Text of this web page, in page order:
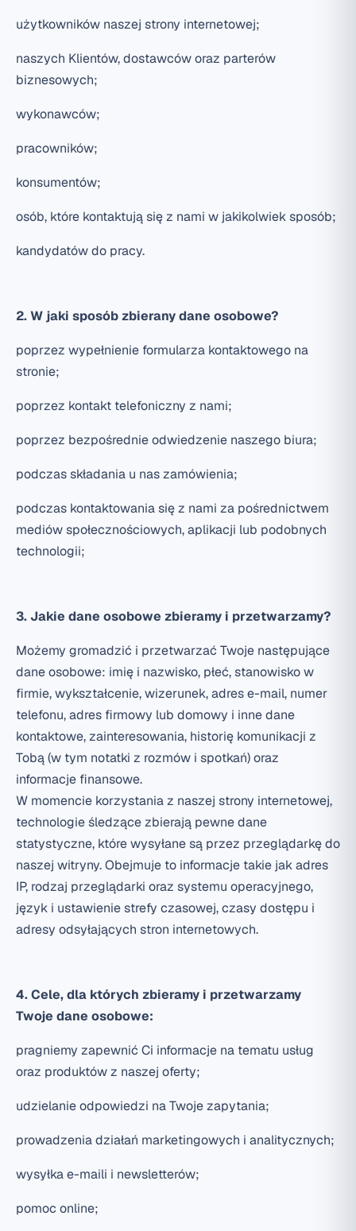
użytkowników naszej strony internetowej;
naszych Klientów, dostawców oraz parterów
biznesowych;
wykonawców;
pracowników;
konsumentów;
osób, które kontaktują się z nami w jakikolwiek sposób;
kandydatów do pracy.
2. W jaki sposób zbierany dane osobowe?
poprzez wypełnienie formularza kontaktowego na
stronie;
poprzez kontakt telefoniczny z nami;
poprzez bezpośrednie odwiedzenie naszego biura;
podczas składania u nas zamówienia;
podczas kontaktowania się z nami za pośrednictwem
mediów społecznościowych, aplikacji lub podobnych
technologii;
3. Jakie dane osobowe zbieramy i przetwarzamy?
Możemy gromadzić i przetwarzać Twoje następujące
dane osobowe: imię i nazwisko, płeć, stanowisko w
firmie, wykształcenie, wizerunek, adres e-mail, numer
telefonu, adres firmowy lub domowy i inne dane
kontaktowe, zainteresowania, historię komunikacji z
Tobą (w tym notatki z rozmów i spotkań) oraz
informacje finansowe.
W momencie korzystania z naszej strony internetowej,
technologie śledzące zbierają pewne dane
statystyczne, które wysyłane są przez przeglądarkę do
naszej witryny. Obejmuje to informacje takie jak adres
IP, rodzaj przeglądarki oraz systemu operacyjnego,
język i ustawienie strefy czasowej, czasy dostępu i
adresy odsyłających stron internetowych.
4. Cele, dla których zbieramy i przetwarzamy
Twoje dane osobowe:
pragniemy zapewnić Ci informacje na tematu usług
oraz produktów z naszej oferty;
udzielanie odpowiedzi na Twoje zapytania;
prowadzenia działań marketingowych i analitycznych;
wysyłka e-maili i newsletterów;
pomoc online;